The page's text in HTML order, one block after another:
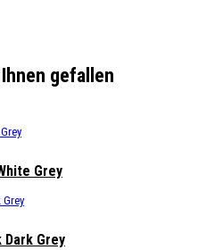
gefallen
Grey
Dark Grey